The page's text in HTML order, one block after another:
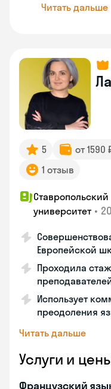
Читать дальше
5 от 1590
1 отзыв
университет •
Европейской
Проходила
Использует
преодоления
Читать дальше
Услуги и
Французский